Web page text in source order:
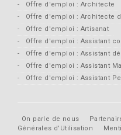
Offre d'emploi : Architecte
Offre d'emploi : Architecte
Offre d'emploi : Artisanat
Offre d'emploi : Assistant
Offre d'emploi : Assistant
Offre d'emploi : Assistant
Offre d'emploi : Assistant
On parle de nous
Générales d’Utilisation